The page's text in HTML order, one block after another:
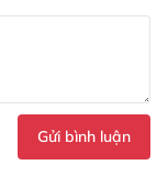
Gửi bình luận